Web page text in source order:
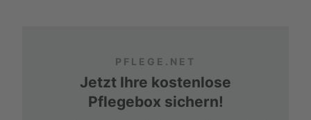
PFLEGE.NET
Jetzt Ihre kostenlose
Pflegebox sichern!